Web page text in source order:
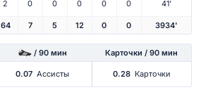
2 0 0 0 0 0 41'
64 7 5 12 0 0 3934'
/ 90 мин Карточки / 90 мин
0.07 Ассисты 0.28 Карточки